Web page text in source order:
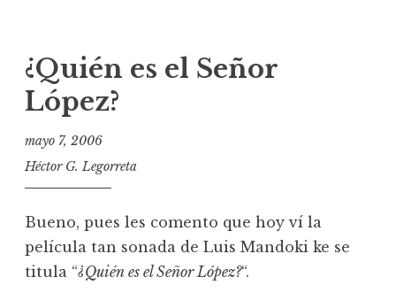
n
t
¿Quién es el Señor
López?
mayo 7, 2006
Héctor G. Legorreta
Bueno, pues les comento que hoy ví la
película tan sonada de Luis Mandoki ke se
titula “¿Quién es el Señor López?“.